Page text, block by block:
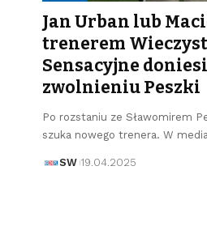
Jan Urban lub
trenerem
Sensacyjne
zwolnieniu Peszki
Po rozstaniu ze Sławomirem
szuka nowego trenera. W
SW 19.04.2025